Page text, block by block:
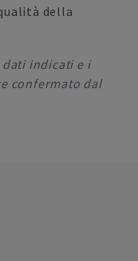
della
dati indicati e i
confermato dal